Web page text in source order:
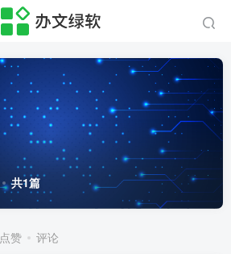
共1篇
点赞 评论